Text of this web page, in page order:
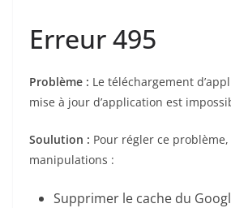
Erreur 495
Problème : Le téléchargement
mise à jour d’application est
Soulution : Pour régler ce
manipulations :
Supprimer le cache du